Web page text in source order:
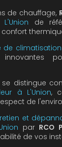
de chauffage,
de
de
se distingue
à L'Union,
de
et
par RCO
de vos